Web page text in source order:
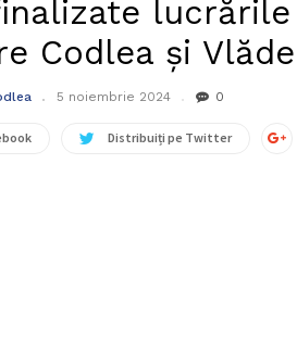
Codlea şi
5 noiembrie 2024 0
Distribuiți pe Twitter